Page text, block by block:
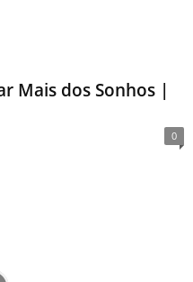
Mais dos Sonhos |
0